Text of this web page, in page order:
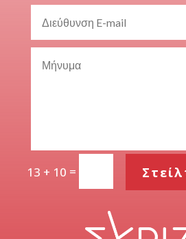
13 + 10 =